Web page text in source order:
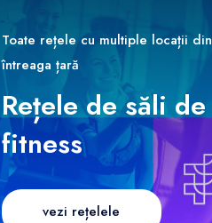
Toate rețele cu multiple locații din
întreaga țară
Rețele de săli de
fitness
vezi rețelele